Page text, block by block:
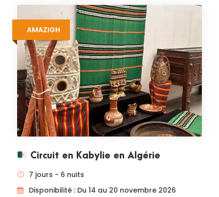
AMAZIGH
Circuit en Kabylie en Algérie
7 jours - 6 nuits
Disponibilité : Du 14 au 20 novembre 2026